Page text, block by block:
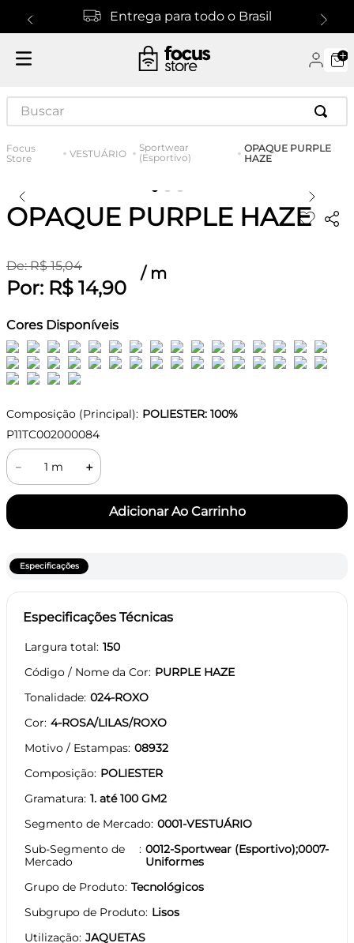
Entrega para todo o Brasil
Buscar
VESTUÁRIO
Sportwear
(Esportivo)
OPAQUE PURPLE
HAZE
OPAQUE PURPLE HAZE
De:R$ 15,04
Por: R$ 14,90
/ m
Cores Disponíveis
Composição (Principal): POLIESTER: 100%
P11TC002000084
＋
－
Especificações
Especificações Técnicas
Largura total 150
Código / Nome da Cor PURPLE HAZE
Tonalidade 024-ROXO
Cor 4-ROSA/LILAS/ROXO
Motivo / Estampas 08932
Composição POLIESTER
Gramatura 1. até 100 GM2
Segmento de Mercado 0001-VESTUÁRIO
Sub-Segmento de
Mercado
0012-Sportwear (Esportivo);0007-
Uniformes
Grupo de Produto Tecnológicos
Subgrupo de Produto Lisos
Utilização JAQUETAS